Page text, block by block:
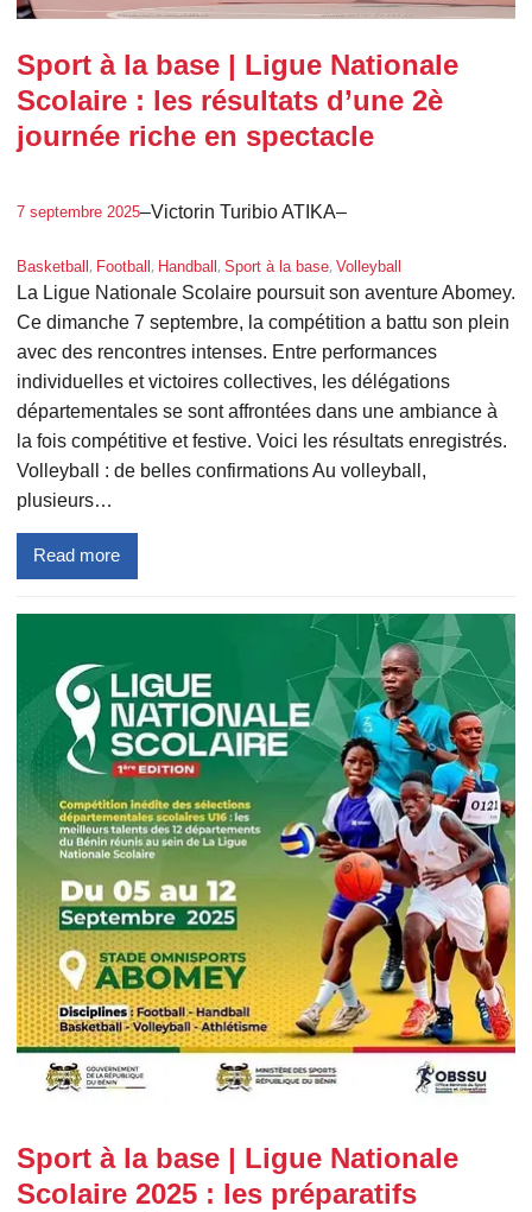
Sport à la base | Ligue Nationale
Scolaire : les résultats d’une 2è
journée riche en spectacle
7 septembre 2025–Victorin Turibio ATIKA–
Basketball, Football, Handball, Sport à la base, Volleyball
La Ligue Nationale Scolaire poursuit son aventure Abomey.
Ce dimanche 7 septembre, la compétition a battu son plein
avec des rencontres intenses. Entre performances
individuelles et victoires collectives, les délégations
départementales se sont affrontées dans une ambiance à
la fois compétitive et festive. Voici les résultats enregistrés.
Volleyball : de belles confirmations Au volleyball,
plusieurs…
Read more
Sport à la base | Ligue Nationale
Scolaire 2025 : les préparatifs